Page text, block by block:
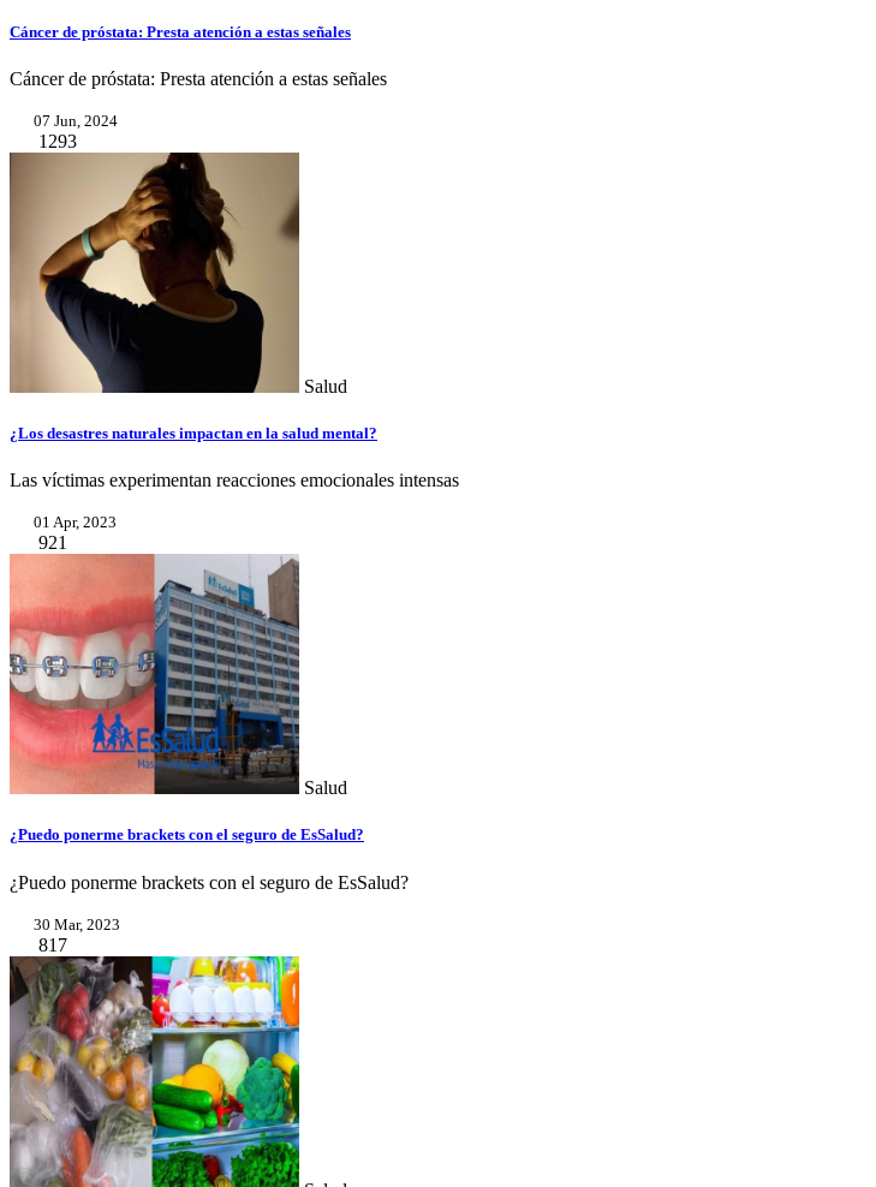
Cáncer de próstata: Presta atención a estas señales
Cáncer de próstata: Presta atención a estas señales
07 Jun, 2024
1293
Salud
¿Los desastres naturales impactan en la salud mental?
Las víctimas experimentan reacciones emocionales intensas
01 Apr, 2023
921
Salud
¿Puedo ponerme brackets con el seguro de EsSalud?
¿Puedo ponerme brackets con el seguro de EsSalud?
30 Mar, 2023
817